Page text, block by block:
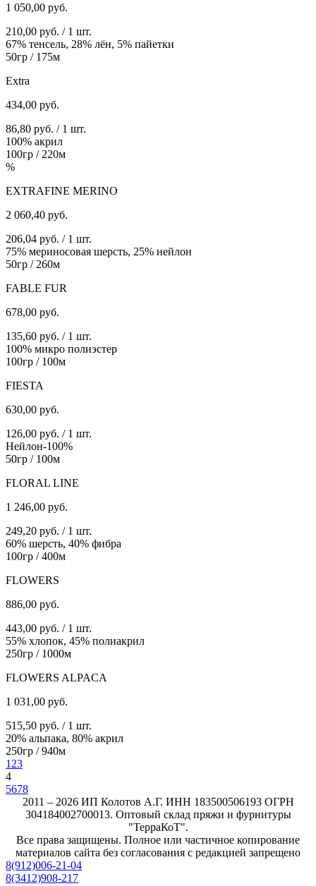
1 050,00 руб.
210,00 руб. / 1 шт.
67% тенсель, 28% лён, 5% пайетки
50гр / 175м
Extra
434,00 руб.
86,80 руб. / 1 шт.
100% акрил
100гр / 220м
%
EXTRAFINE MERINO
2 060,40 руб.
206,04 руб. / 1 шт.
75% мериносовая шерсть, 25% нейлон
50гр / 260м
FABLE FUR
678,00 руб.
135,60 руб. / 1 шт.
100% микро полиэстер
100гр / 100м
FIESTA
630,00 руб.
126,00 руб. / 1 шт.
Нейлон-100%
50гр / 100м
FLORAL LINE
1 246,00 руб.
249,20 руб. / 1 шт.
60% шерсть, 40% фибра
100гр / 400м
FLOWERS
886,00 руб.
443,00 руб. / 1 шт.
55% хлопок, 45% полиакрил
250гр / 1000м
FLOWERS ALPACA
1 031,00 руб.
515,50 руб. / 1 шт.
20% альпака, 80% акрил
250гр / 940м
1 23
4
5678
2011 – 2026 ИП Колотов А.Г. ИНН 183500506193 ОГРН
304184002700013. Оптовый склад пряжи и фурнитуры
"ТерраКоТ".
Все права защищены. Полное или частичное копирование
материалов сайта без согласования с редакцией запрещено
8(912)006-21-04
8(3412)908-217